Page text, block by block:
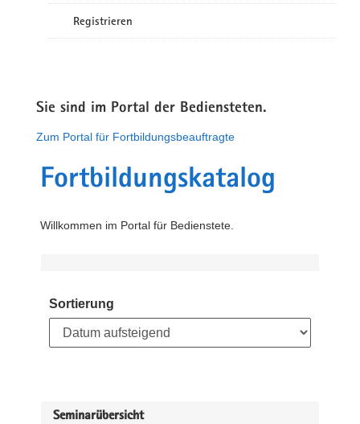
Registrieren
Sie sind im Portal der Bediensteten.
Zum Portal für Fortbildungsbeauftragte
Fortbildungskatalog
Willkommen im Portal für Bedienstete.
Sortierung
Seminarübersicht